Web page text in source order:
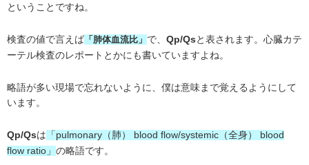
ということですね。
検査の値で言えば 「肺体血流比」 で、 Qp/Qs と表されます。心臓カテ
ーテル検査のレポートとかにも書いていますよね。
略語が多い現場で忘れないように、僕は意味まで覚えるようにして
います。
Qp/Qsは 「pulmonary（肺） blood flow/systemic（全身） blood
flow ratio」 の略語です。